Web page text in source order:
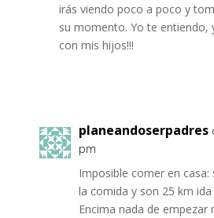
irás viendo poco a poco y
su momento. Yo te entiendo,
con mis hijos!!!
planeandoserpadres
pm
Imposible comer en
la comida y son 25 km
Encima nada de